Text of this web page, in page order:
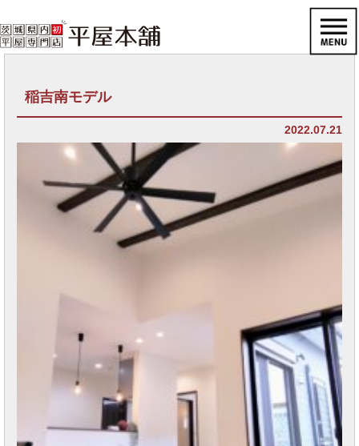
稲吉南モデル
2022.07.21